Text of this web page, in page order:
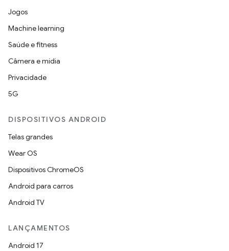
Jogos
Machine learning
Saúde e fitness
Câmera e mídia
Privacidade
5G
DISPOSITIVOS ANDROID
Telas grandes
Wear OS
Dispositivos ChromeOS
Android para carros
Android TV
LANÇAMENTOS
Android 17